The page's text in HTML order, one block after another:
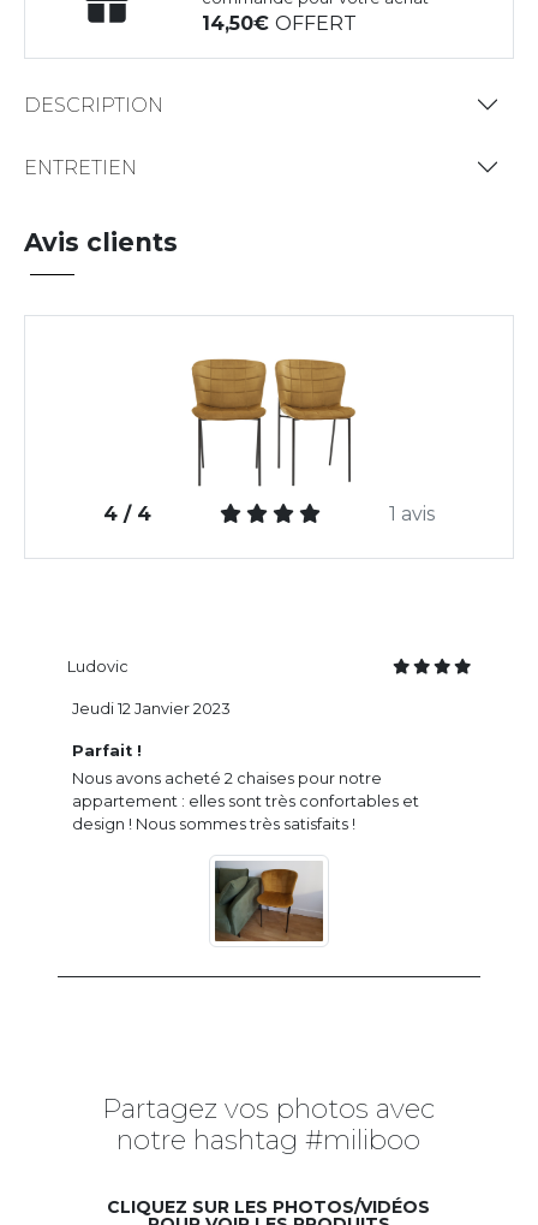
14,50OFFERT
DESCRIPTION
ENTRETIEN
Avis clients
4 / 4 1 avis
Ludovic
Parfait !
Nous avons acheté 2 chaises pour notre
appartement : elles sont très confortables et
design ! Nous sommes très satisfaits !
Jeudi 12 Janvier 2023
Partagez vos photos avec
notre hashtag #miliboo
CLIQUEZ SUR LES PHOTOS/VIDÉOS